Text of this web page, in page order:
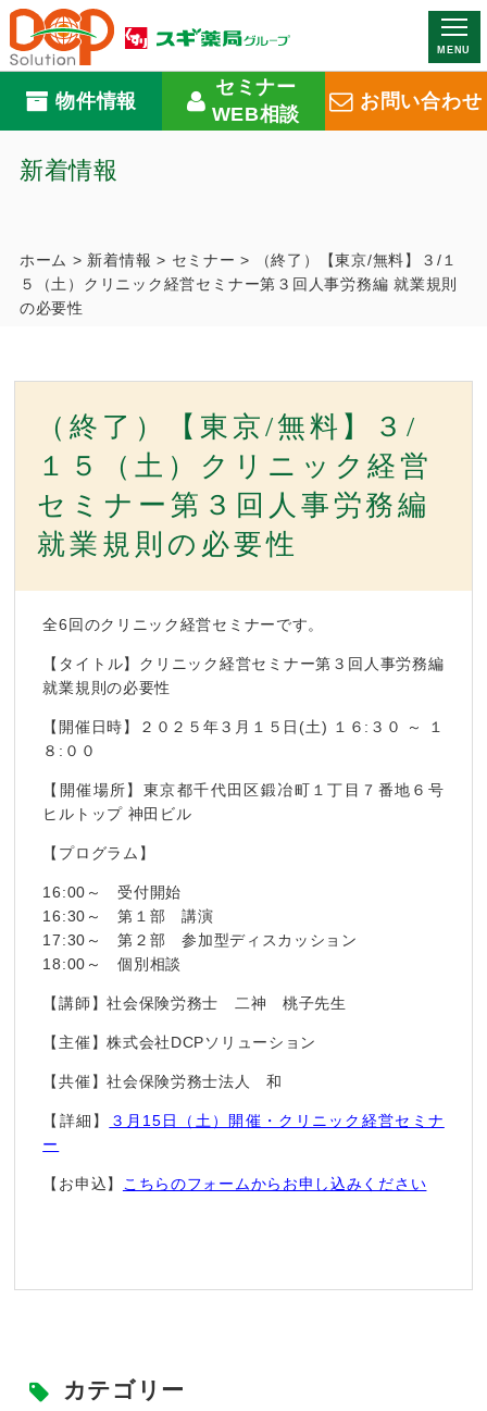
MENU
物件情報
セミナー
WEB相談
お問い合わせ
新着情報
ホーム > 新着情報 > セミナー >
（終了）【東京/無料】３/１
５（土）クリニック経営セミナー第３回人事労務編 就業規則
の必要性
（終了）【東京/無料】３/
１５（土）クリニック経営
セミナー第３回人事労務編
就業規則の必要性
全6回のクリニック経営セミナーです。
【タイトル】クリニック経営セミナー第３回人事労務編
就業規則の必要性
【開催日時】２０２５年３月１５日(土) １６:３０ ～ １
８:００
【開催場所】東京都千代田区鍛冶町１丁目７番地６号
ヒルトップ 神田ビル
【プログラム】
16:00～ 受付開始
16:30～ 第１部 講演
17:30～ 第２部 参加型ディスカッション
18:00～ 個別相談
【講師】社会保険労務士 二神 桃子先生
【主催】株式会社DCPソリューション
【共催】社会保険労務士法人 和
【詳細】
３月15日（土）開催・クリニック経営セミナ
ー
【お申込】 こちらのフォームからお申し込みください
カテゴリー